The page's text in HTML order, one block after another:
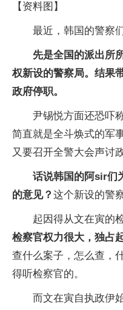
【资料图】
最近，韩国的警察
先是全国的派出所
权新设的警察局。结果
政府停职。
尹锡悦方面还恐吓
简直就是全斗焕式的军
又要召开全警大会声讨政
话说韩国的阿sir们
的意见？ 这个新设的警
起因得从文在寅的
检察官权力很大，独占
查什么案子，怎么查，
得听检察官的。
而文在寅自执政伊